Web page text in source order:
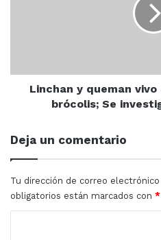
Mazatlán
dos
brócolis;Linchan y queman
brócolis; Se
Deja un comentario
Tu dirección de correo
obligatorios están marcados con *